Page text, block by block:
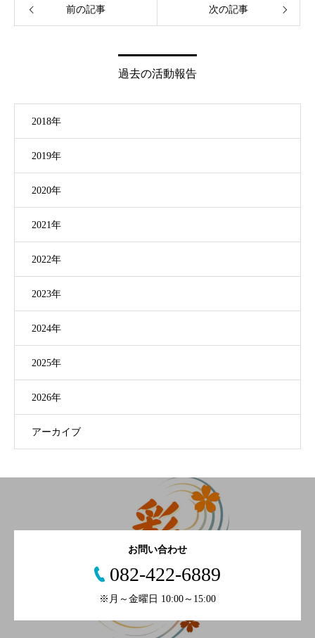
前の記事 次の記事
過去の活動報告
2018年
2019年
2020年
2021年
2022年
2023年
2024年
2025年
2026年
アーカイブ
お問い合わせ
082-422-6889
※月～金曜日 10:00～15:00